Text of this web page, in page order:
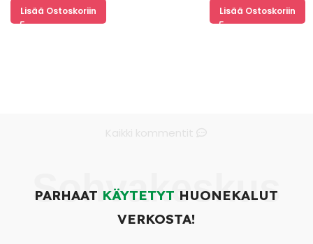
Lisää Ostoskoriin Lisää Ostoskoriin
Sohvakeskus
PARHAAT KÄYTETYT HUONEKALUT
VERKOSTA!